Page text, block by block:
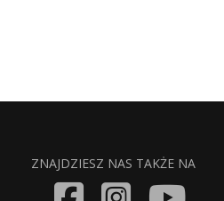
ZNAJDZIESZ NAS TAKŻE NA